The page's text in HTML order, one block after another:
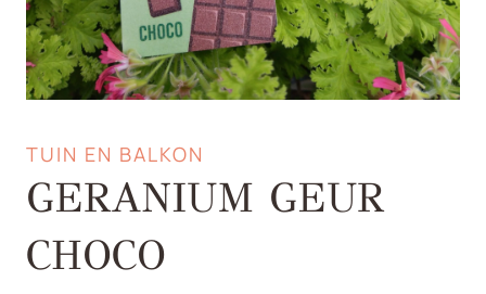
TUIN EN BALKON
GERANIUM GEUR
CHOCO